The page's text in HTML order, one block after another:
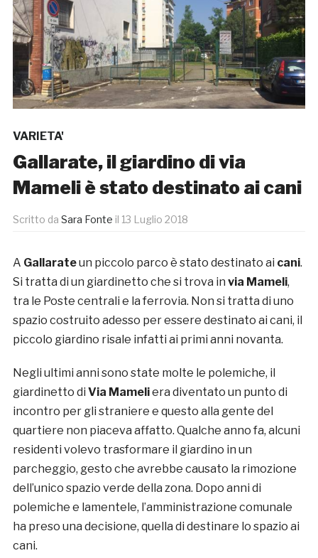
VARIETA'
Gallarate, il giardino di via
Mameli è stato destinato ai cani
Scritto da Sara Fonte il 13 Luglio 2018
A Gallarateun piccolo parco è stato destinato ai cani.
Si tratta di un giardinetto che si trova in via Mameli,
tra le Poste centrali e la ferrovia. Non si tratta di uno
spazio costruito adesso per essere destinato ai cani, il
piccolo giardino risale infatti ai primi anni novanta.
Negli ultimi anni sono state molte le polemiche, il
giardinetto di Via Mameliera diventato un punto di
incontro per gli straniere e questo alla gente del
quartiere non piaceva affatto. Qualche anno fa, alcuni
residenti volevo trasformare il giardino in un
parcheggio, gesto che avrebbe causato la rimozione
dell’unico spazio verde della zona. Dopo anni di
polemiche e lamentele, l’amministrazione comunale
ha preso una decisione, quella di destinare lo spazio ai
cani.